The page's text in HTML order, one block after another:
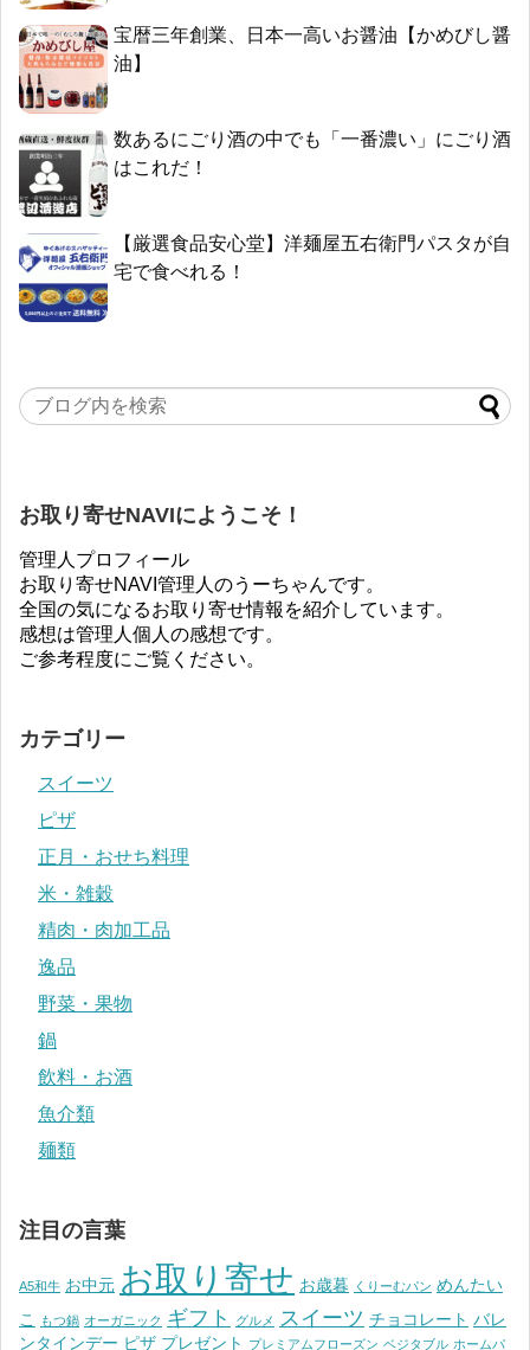
宝暦三年創業、日本一高いお醤油【かめびし醤
油】
数あるにごり酒の中でも「一番濃い」にごり酒
はこれだ！
【厳選食品安心堂】洋麺屋五右衛門パスタが自
宅で食べれる！
お取り寄せNAVIにようこそ！
管理人プロフィール
お取り寄せNAVI管理人のうーちゃんです。
全国の気になるお取り寄せ情報を紹介しています。
感想は管理人個人の感想です。
ご参考程度にご覧ください。
カテゴリー
スイーツ
ピザ
正月・おせち料理
米・雑穀
精肉・肉加工品
逸品
野菜・果物
鍋
飲料・お酒
魚介類
麺類
注目の言葉
A5和牛 お中元 お取り寄せ お歳暮 くりーむパン めんたい
こ
もつ鍋 オーガニック ギフト グルメ スイーツ チョコレート バレ
ンタインデー ピザ プレゼント プレミアムフローズン ベジタブル ホームパ